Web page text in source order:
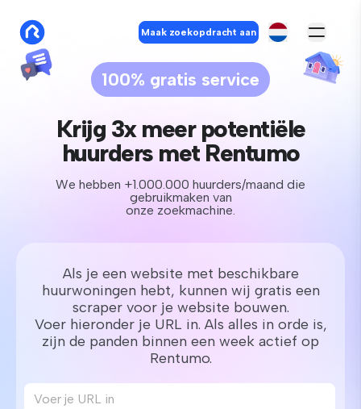
Maak zoekopdracht aan
100% gratis service
Krijg 3x meer potentiële
huurders met Rentumo
We hebben +1.000.000 huurders/maand die
gebruikmaken van
onze zoekmachine.
Als je een website met beschikbare
huurwoningen hebt, kunnen wij gratis een
scraper voor je website bouwen.
Voer hieronder je URL in. Als alles in orde is,
zijn de panden binnen een week actief op
Rentumo.